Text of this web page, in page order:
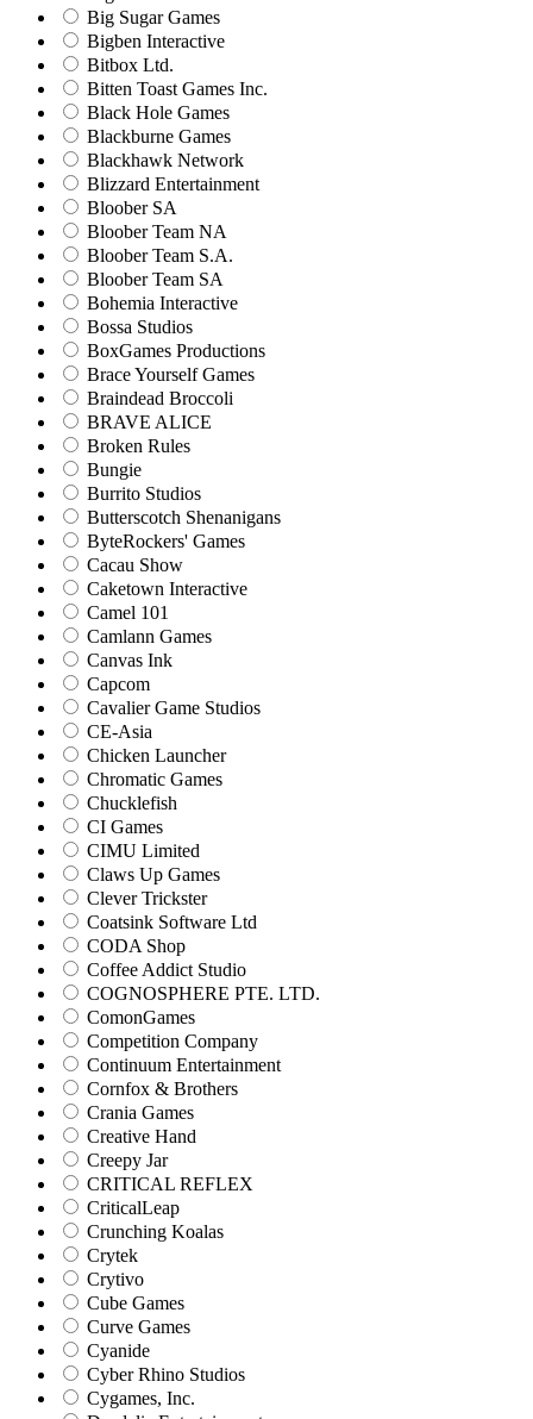
Big Sugar Games
Bigben Interactive
Bitbox Ltd.
Bitten Toast Games Inc.
Black Hole Games
Blackburne Games
Blackhawk Network
Blizzard Entertainment
Bloober SA
Bloober Team NA
Bloober Team S.A.
Bloober Team SA
Bohemia Interactive
Bossa Studios
BoxGames Productions
Brace Yourself Games
Braindead Broccoli
BRAVE ALICE
Broken Rules
Bungie
Burrito Studios
Butterscotch Shenanigans
ByteRockers' Games
Cacau Show
Caketown Interactive
Camel 101
Camlann Games
Canvas Ink
Capcom
Cavalier Game Studios
CE-Asia
Chicken Launcher
Chromatic Games
Chucklefish
CI Games
CIMU Limited
Claws Up Games
Clever Trickster
Coatsink Software Ltd
CODA Shop
Coffee Addict Studio
COGNOSPHERE PTE. LTD.
ComonGames
Competition Company
Continuum Entertainment
Cornfox & Brothers
Crania Games
Creative Hand
Creepy Jar
CRITICAL REFLEX
CriticalLeap
Crunching Koalas
Crytek
Crytivo
Cube Games
Curve Games
Cyanide
Cyber Rhino Studios
Cygames, Inc.